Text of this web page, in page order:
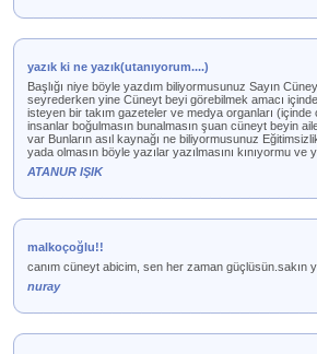
yazık ki ne yazık(utanıyorum....)
Başlığı niye böyle yazdım biliyormusunuz Sayın
seyrederken yine Cüneyt beyi görebilmek amacı
isteyen bir takım gazeteler ve medya organları
insanlar boğulmasın bunalmasın şuan cüneyt beyin
var Bunların asıl kaynağı ne biliyormusunuz
yada olmasın böyle yazılar yazılmasını kınıyormu
ATANUR IŞIK
malkoçoğlu!!
canım cüneyt abicim, sen her zaman güçlüsün.sakın
nuray